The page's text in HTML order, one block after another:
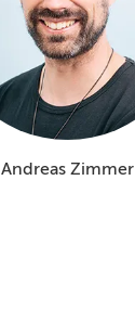
Andreas Zimmer